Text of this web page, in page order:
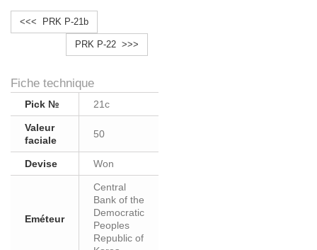
<<< PRK P-21b
PRK P-22 >>>
Fiche technique
Pick № 21c
Valeur
faciale
50
Devise Won
Eméteur
Central
Bank of the
Democratic
Peoples
Republic of